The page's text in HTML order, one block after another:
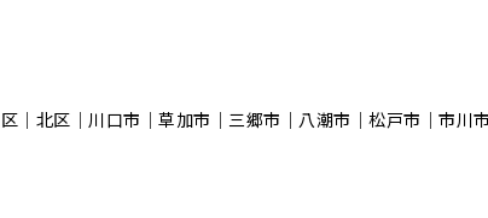
｜北区｜川口市｜草加市｜三郷市｜八潮市｜松⼾市｜市川